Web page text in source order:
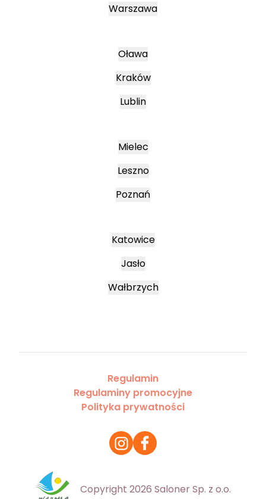
Warszawa
Oława
Kraków
Lublin
Mielec
Leszno
Poznań
Katowice
Jasło
Wałbrzych
Regulamin
Regulaminy promocyjne
Polityka prywatności
Copyright 2026 Saloner Sp. z o.o.